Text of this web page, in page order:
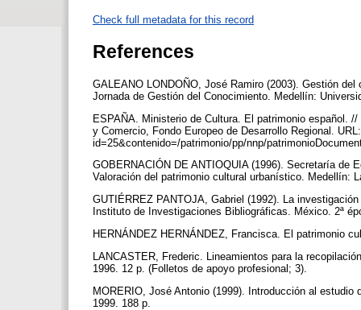
Check full metadata for this record
References
GALEANO LONDOÑO, José Ramiro (2003). Gestión
Jornada de Gestión del Conocimiento. Medellín:
ESPAÑA. Ministerio de Cultura. El patrimonio español.
y Comercio, Fondo Europeo de Desarrollo Regional.
id=25&contenido=/patrimonio/pp/nnp/
GOBERNACIÓN DE ANTIOQUIA (1996). Secretaría de
Valoración del patrimonio cultural urbanístico. Medellín:
GUTIÉRREZ PANTOJA, Gabriel (1992). La
Instituto de Investigaciones Bibliográficas. México. 2ª
HERNÁNDEZ HERNÁNDEZ, Francisca. El patrimonio
LANCASTER, Frederic. Lineamientos para la
1996. 12 p. (Folletos de apoyo profesional; 3).
MORERIO, José Antonio (1999). Introducción al
1999. 188 p.